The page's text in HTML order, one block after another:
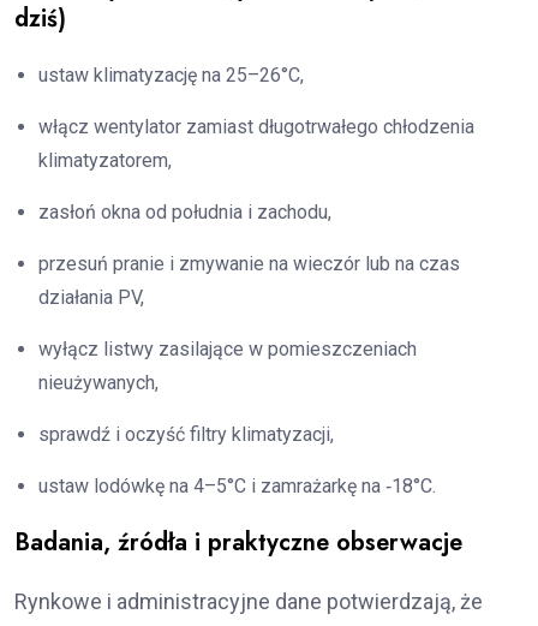
dziś)
ustaw klimatyzację na 25–26°C,
włącz wentylator zamiast długotrwałego chłodzenia
klimatyzatorem,
zasłoń okna od południa i zachodu,
przesuń pranie i zmywanie na wieczór lub na czas
działania PV,
wyłącz listwy zasilające w pomieszczeniach
nieużywanych,
sprawdź i oczyść filtry klimatyzacji,
ustaw lodówkę na 4–5°C i zamrażarkę na ‑18°C.
Badania, źródła i praktyczne obserwacje
Rynkowe i administracyjne dane potwierdzają, że